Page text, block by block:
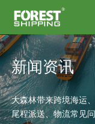
新闻资讯
大森林带来跨境海运
尾程派送、物流常见